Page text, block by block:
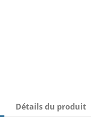
Détails du produit